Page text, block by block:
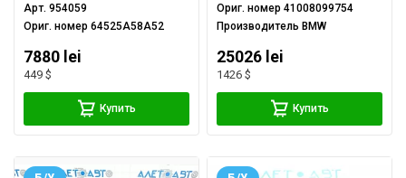
Арт.954059
Ориг. номер64525A58A52
7880 lei
449 $
Купить
Ориг. номер41008099754
Производитель BMW
25026 lei
1426 $
Купить